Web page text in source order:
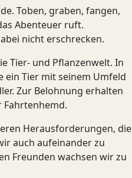
Toben, graben, fangen,
Abenteuer ruft.
nicht erschrecken.
Tier- und Pflanzenwelt. In
ein Tier mit seinem Umfeld
Zur Belohnung erhalten
Herausforderungen, die
auch aufeinander zu
Freunden wachsen wir zu